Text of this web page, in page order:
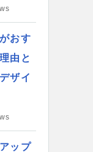
おす
由と
ザイ
ップ